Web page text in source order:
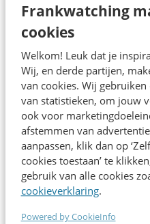
Frankwatching
cookies
Welkom! Leuk dat je
Wij, en derde partijen,
van cookies. Wij
van statistieken, om jouw
ook voor
afstemmen van
aanpassen, klik dan op
cookies toestaan’ te
gebruik van alle cookies
cookieverklaring.
Powered by CookieInfo
Direct inschrijven
Contact opnemen? We helpen je
Contact
✉